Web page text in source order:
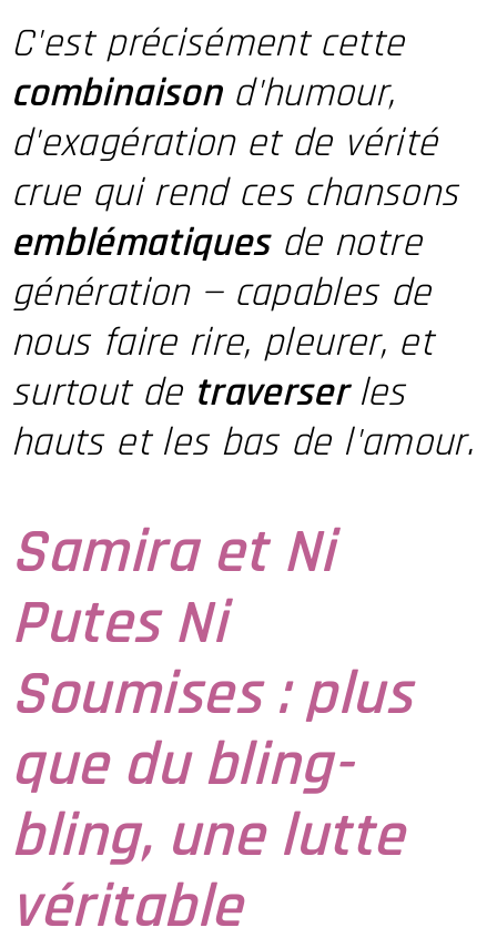
C'est précisément cette
combinaisond'humour,
d'exagération et de vérité
crue qui rend ces chansons
emblématiquesde notre
génération — capables de
nous faire rire, pleurer, et
surtout de traverser les
hauts et les bas de l'amour.
Samira et Ni
Putes Ni
Soumises : plus
que du bling-
bling, une lutte
véritable